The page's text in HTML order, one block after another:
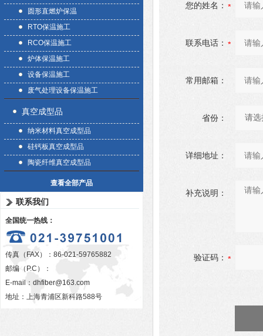
圆形直燃炉保温
RTO保温施工
RCO保温施工
炉体保温施工
设备保温施工
废气处理设备保温施工
真空成型品
纳米材料真空成型品
硅钙板真空成型品
陶瓷纤维真空成型品
查看全部产品
联系我们
全国统一热线：
传真（FAX）：86-021-59765882
邮编（P.C）：
E-mail： dhfiber@163.com
地址：上海青浦区新科路588号
您的姓名：
联系电话：
常用邮箱：
省份：
详细地址：
补充说明：
验证码：